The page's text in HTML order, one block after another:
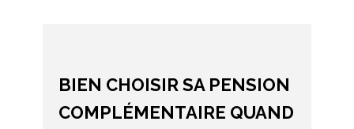
BIEN CHOISIR SA PENSION
COMPLÉMENTAIRE QUAND